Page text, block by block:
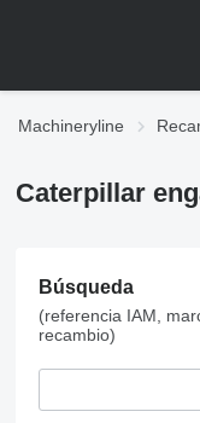
Machineryline
Caterpillar
Búsqueda
(referencia IAM,
recambio)